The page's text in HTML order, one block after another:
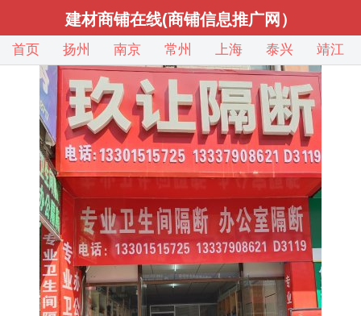
建材商铺在线(商铺信息推广网）
首页 扬州 南京 常州 上海 泰兴 靖江